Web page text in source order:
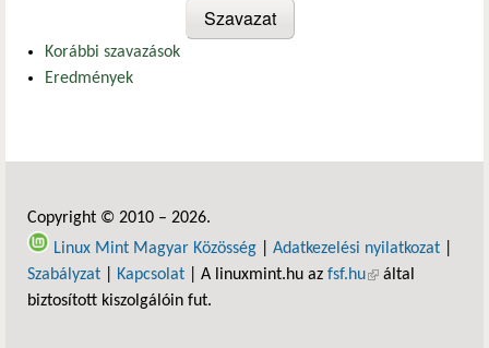
Korábbi szavazások
Eredmények
Copyright © 2010 – 2026.
Linux Mint Magyar Közösség
Adatkezelési nyilatkozat
Szabályzat
Kapcsolat | A linuxmint.hu az fsf.hu(külső hivatkozás)
által
biztosított kiszolgálóin fut.